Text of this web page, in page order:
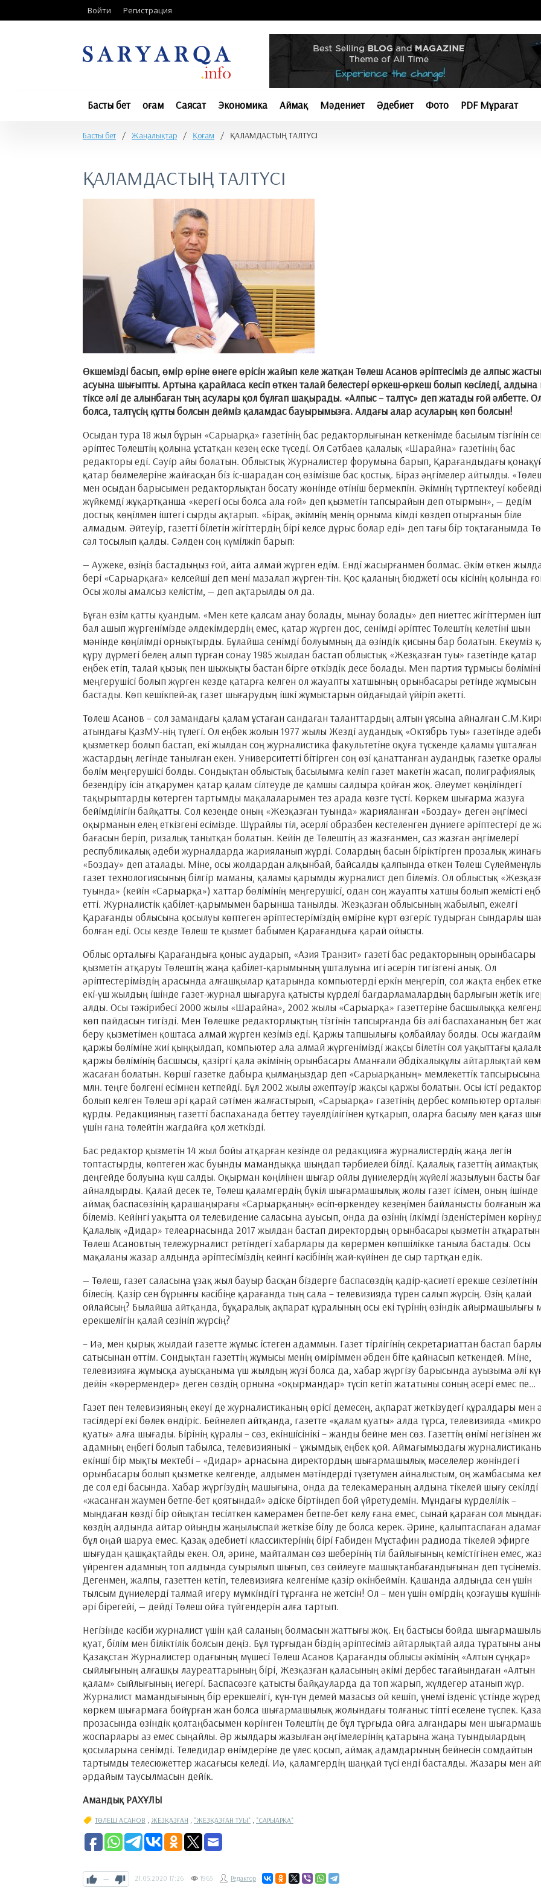
Войти Регистрация
Басты бет Қоғам Саясат Экономика Аймақ Мәдениет Әдебиет Фото PDF Мұрағат
Басты бет / Жаңалықтар / Қоғам / ​ҚАЛАМДАСТЫҢ ТАЛТҮСІ
​ҚАЛАМДАСТЫҢ ТАЛТҮСІ
Өкшемізді басып, өмір өріне өнеге өрісін жайып келе жатқан Төлеш Асанов әріптесіміз де алпыс
асуына шығыпты. Артына қарайласа кесіп өткен талай белестері өркеш-өркеш болып көсіледі, алдына
тіксе әлі де алынбаған тың асулары қол бұлғап шақырады. «Алпыс – талтүс» деп жатады ғой әлбетте.
болса, талтүсің құтты болсын дейміз қаламдас бауырымызға. Алдағы алар асуларың көп болсын!
Осыдан тура 18 жыл бұрын «Сарыарқа» газетінің бас редакторлығынан кеткенімде басылым тізгінін
әріптес Төлештің қолына ұстатқан кезең еске түседі. Ол Сәтбаев қалалық «Шарайна» газетінің бас
редакторы еді. Сәуір айы болатын. Облыстық Журналистер форумына барып, Қарағандыдағы
қатар бөлмелеріне жайғасқан біз іс-шарадан соң өзімізше бас қостық. Біраз әңгімелер айтылды.
мен осыдан барысымен редакторлықтан босату жөнінде өтініш бермекпін. Әкімнің түртпектеуі көбейді,
жүйкемді жұқартқанша «керегі осы болса ала ғой» деп қызметін тапсырайын деп отырмын», — дедім
достық көңілмен іштегі сырды ақтарып. «Бірақ, әкімнің менің орныма кімді көздеп отырғанын біле
алмадым. Әйтеуір, газетті білетін жігіттердің бірі келсе дұрыс болар еді» деп тағы бір тоқтағанымда
сәл тосылып қалды. Сәлден соң күмілжіп барып:
— Аужеке, өзіңіз бастадыңыз ғой, айта алмай жүрген едім. Енді жасырғанмен болмас. Әкім өткен
бері «Сарыарқаға» келсейші деп мені мазалап жүрген-тін. Қос қаланың бюджеті осы кісінің қолында
Осы жолы амалсыз келістім, — деп ақтарылды ол да.
Бұған өзім қатты қуандым. «Мен кете қалсам анау болады, мынау болады» деп ниеттес жігіттермен
бал ашып жүргенімізде әлдекімдердің емес, қатар жүрген дос, сенімді әріптес Төлештің келетіні шын
мәнінде көңілімді орнықтырды. Бұлайша сенімді болуымның да өзіндік қисыны бар болатын. Екеуміз
құру дүрмегі белең алып тұрған сонау 1985 жылдан бастап облыстық «Жезқазған туы» газетінде қатар
еңбек етіп, талай қызық пен шыжықты бастан бірге өткіздік десе болады. Мен партия тұрмысы
меңгерушісі болып жүрген кезде қатарға келген ол жауапты хатшының орынбасары ретінде жұмысын
бастады. Көп кешікпей-ақ газет шығарудың ішкі жұмыстарын ойдағыдай үйіріп әкетті.
Төлеш Асанов – сол замандағы қалам ұстаған сандаған таланттардың алтын ұясына айналған
атындағы ҚазМУ-нің түлегі. Ол еңбек жолын 1977 жылы Жезді аудандық «Октябрь туы» газетінде
қызметкер болып бастап, екі жылдан соң журналистика факультетіне оқуға түскенде қаламы ұшталған
жастардың легінде танылған екен. Университетті бітірген соң өзі қанаттанған аудандық газетке
бөлім меңгерушісі болды. Сондықтан облыстық басылымға келіп газет макетін жасап, полиграфиялық
безендіру ісін атқарумен қатар қалам сілтеуде де қамшы салдыра қойған жоқ. Әлеумет көңіліндегі
тақырыптарды көтерген тартымды мақалаларымен тез арада көзге түсті. Көркем шығарма жазуға
бейімділігін байқатты. Сол кезеңде оның «Жезқазған туында» жарияланған «Боздау» деген әңгімесі
оқырманын елең еткізгені есімізде. Шұрайлы тіл, әсерлі образбен кестеленген дүниеге әріптестері де
бағасын беріп, ризалық танытқан болатын. Кейін де Төлештің аз жазғанмен, саз жазған әңгімелері
республикалық әдеби журналдарда жарияланып жүрді. Солардың басын біріктірген прозалық жинағы
«Боздау» деп аталады. Міне, осы жолдардан алқынбай, байсалды қалпында өткен Төлеш
газет технологиясының білгір маманы, қаламы қарымды журналист деп білеміз. Ол облыстық
туында» (кейін «Сарыарқа») хаттар бөлімінің меңгерушісі, одан соң жауапты хатшы болып жемісті
етті. Журналистік қабілет-қарымымен барынша танылды. Жезқазған облысының жабылып, ежелгі
Қарағанды облысына қосылуы көптеген әріптестеріміздің өміріне күрт өзгеріс тудырған сындарлы
болған еді. Осы кезде Төлеш те қызмет бабымен Қарағандыға қарай ойысты.
Облыс орталығы Қарағандыға қоныс аударып, «Азия Транзит» газеті бас редакторының орынбасары
қызметін атқаруы Төлештің жаңа қабілет-қарымының ұшталуына игі әсерін тигізгені анық. Ол
әріптестеріміздің арасында алғашқылар қатарында компьютерді еркін меңгеріп, сол жақта еңбек
екі-үш жылдың ішінде газет-журнал шығаруға қатысты күрделі бағдарламалардың барлығын жетік
алды. Осы тәжірибесі 2000 жылы «Шарайна», 2002 жылы «Сарыарқа» газеттеріне басшылыққа
көп пайдасын тигізді. Мен Төлешке редакторлықтың тізгінін тапсырғанда біз әлі баспахананың бет
беру қызметімен қоштаса алмай жүрген кезіміз еді. Қаржы тапшылығы қолбайлау болды. Осы
қаржы бөліміне жиі қыңқылдап, компьютер ала алмай жүргенімізді жақсы білетін сол уақыттағы
қаржы бөлімінің басшысы, қазіргі қала әкімінің орынбасары Аманғали Әбдіхалықұлы айтарлықтай
жасаған болатын. Көрші газетке дабыра қылмаңыздар деп «Сарыарқаның» мемлекеттік
млн. теңге бөлгені есімнен кетпейді. Бұл 2002 жылы әжептәуір жақсы қаржы болатын. Осы істі редактор
болып келген Төлеш әрі қарай сәтімен жалғастырып, «Сарыарқа» газетінің дербес компьютер
құрды. Редакцияның газетті баспаханада беттеу тәуелділігінен құтқарып, оларға басылу мен қағаз
үшін ғана төлейтін жағдайға қол жеткізді.
Бас редактор қызметін 14 жыл бойы атқарған кезінде ол редакцияға журналистердің жаңа легін
топтастырды, көптеген жас буынды мамандыққа шыңдап тәрбиелей білді. Қалалық газеттің аймақтық
деңгейде болуына күш салды. Оқырман көңілінен шығар ойлы дүниелердің жүйелі жазылуын басты
айналдырды. Қалай десек те, Төлеш қаламгердің бүкіл шығармашылық жолы газет ісімен, оның ішінде
аймақ баспасөзінің қарашаңырағы «Сарыарқаның» өсіп-өркендеу кезеңімен байланысты болғанын
білеміз. Кейінгі уақытта ол телевидение саласына ауысып, онда да өзінің ілкімді ізденістерімен
Қалалық «Дидар» телеарнасында 2017 жылдан бастап директордың орынбасары қызметін атқаратын
Төлеш Асановтың тележурналист ретіндегі хабарлары да көрермен көпшілікке таныла бастады. Осы
мақаланы жазар алдында әріптесіміздің кейнгі кәсібінің жай-күйінен де сыр тартқан едік.
— Төлеш, газет саласына ұзақ жыл бауыр басқан біздерге баспасөздің қадір-қасиеті ерекше сезілетінін
білесің. Қазір сен бұрынғы кәсібіңе қарағанда тың сала – телевизияда түрен салып жүрсің. Өзің қалай
ойлайсың? Былайша айтқанда, бұқаралық ақпарат құралының осы екі түрінің өзіндік айырмашылығы
ерекшелігін қалай сезініп жүрсің?
– Иә, мен қырық жылдай газетте жұмыс істеген адаммын. Газет тірлігінің секретариаттан бастап
сатысынан өттім. Сондықтан газеттің жұмысы менің өміріммен әбден біте қайнасып кеткендей. Міне,
телевизияға жұмысқа ауысқаныма үш жылдың жүзі болса да, хабар жүргізу барысында ауызыма әлі
дейін «көрермендер» деген сөздің орнына «оқырмандар» түсіп кетіп жататыны соның әсері емес пе…
Газет пен телевизияның екеуі де журналистиканың өрісі демесең, ақпарат жеткізудегі құралдары мен
тәсілдері екі бөлек өндіріс. Бейнелеп айтқанда, газетте «қалам қуаты» алда тұрса, телевизияда
қуаты» алға шығады. Бірінің құралы – сөз, екіншісінікі – жанды бейне мен сөз. Газеттің өнімі негізінен
адамның еңбегі болып табылса, телевизияныкі – ұжымдық еңбек қой. Аймағымыздағы
екінші бір мықты мектебі – «Дидар» арнасына директордың шығармашылық мәселелер жөніндегі
орынбасары болып қызметке келгенде, алдымен мәтіндерді түзетумен айналыстым, оң жамбасыма
де сол еді басында. Хабар жүргізудің машығына, онда да телекамераның алдына тікелей шығу секілді
«жасанған жаумен бетпе-бет қоятындай» әдіске біртіндеп бой үйретудемін. Мұндағы күрделілік –
мыңдаған көзді бір ойықтан тесілткен камерамен бетпе-бет келу ғана емес, сынай қараған сол
көздің алдында айтар ойыңды жаңылыспай жеткізе білу де болса керек. Әрине, қалыптаспаған
бұл оңай шаруа емес. Қазақ әдебиеті классиктерінің бірі Ғабиден Мұстафин радиода тікелей эфирге
шығудан қашқақтайды екен. Ол, әрине, майталман сөз шеберінің тіл байлығының кемістігінен емес,
үйренген адамның топ алдында суырылып шығып, сөз сөйлеуге машықтанбағандығынан деп түсінеміз.
Дегенмен, жалпы, газеттен кетіп, телевизияға келгеніме қазір өкінбеймін. Қашанда алдыңда сен үшін
тылсым дүниелерді талмай игеру мүмкіндігі тұрғанға не жетсін! Ол – мен үшін өмірдің қозғаушы
әрі бірегейі, — дейді Төлеш ойға түйгендерін алға тартып.
Негізінде кәсіби журналист үшін қай саланың болмасын жаттығы жоқ. Ең бастысы бойда
қуат, білім мен біліктілік болсын деңіз. Бұл тұрғыдан біздің әріптесіміз айтарлықтай алда тұратыны
Қазақстан Журналистер одағының мүшесі Төлеш Асанов Қарағанды облысы әкімінің «Алтын сұңқар»
сыйлығының алғашқы лауреаттарының бірі, Жезқазған қаласының әкімі дербес тағайындаған «Алтын
қалам» сыйлығының иегері. Баспасөзге қатысты байқауларда да топ жарып, жүлдегер атанып жүр.
Журналист мамандығының бір ерекшелігі, күн-түн демей мазасыз ой кешіп, үнемі ізденіс үстінде
көркем шығармаға бойұрған жан болса шығармашылық жолындағы толғаныс тіпті еселене түспек.
прозасында өзіндік қолтаңбасымен көрінген Төлештің де бұл тұрғыда ойға алғандары мен
жоспарлары аз емес сыңайлы. Әр жылдары жазылған әңгімелерінің қатарына жаңа туындылардың
қосыларына сенімді. Теледидар өнімдеріне де үлес қосып, аймақ адамдарының бейнесін сомдайтын
тартымды телесюжеттер жасағысы келеді. Иә, қаламгердің шаңқай түсі енді басталды. Жазары мен
әрдайым таусылмасын дейік.
Амандық РАХҰЛЫ
ТӨЛЕШ АСАНОВ , ЖЕЗҚАЗҒАН , "ЖЕЗҚАЗҒАН ТУЫ" , "САРЫАРҚА"
— 21.05.2020 17:26 1965 Редактор